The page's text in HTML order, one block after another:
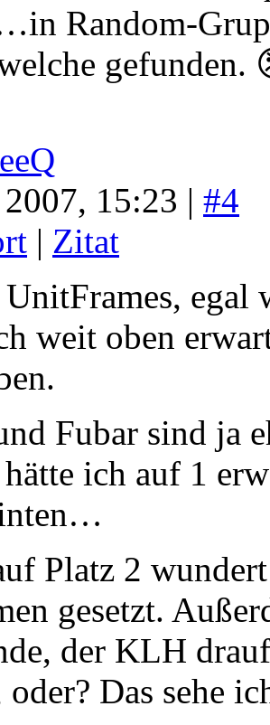
Random-
gefunden.
15:23 | #4
| Zitat
egal
weit oben
Fubar sind ja
ich auf 1
Platz 2
gesetzt.
der KLH
oder? Das sehe